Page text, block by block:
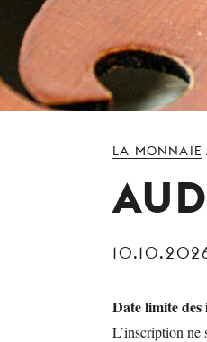
LA MONNAIE
Date limite
L’inscription ne